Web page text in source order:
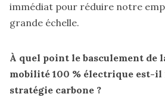
immédiat pour réduire notre
grande échelle.
À quel point le basculement de
mobilité 100 % électrique est-il
stratégie carbone ?